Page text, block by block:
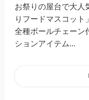
お祭りの屋台で大人
りフードマスコット
全種ボールチェーン
ションアイテム...